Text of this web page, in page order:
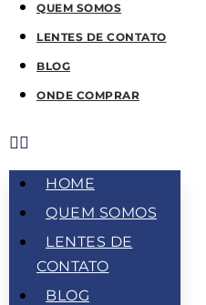
QUEM SOMOS
LENTES DE CONTATO
BLOG
ONDE COMPRAR
HOME
QUEM SOMOS
LENTES DE
CONTATO
BLOG